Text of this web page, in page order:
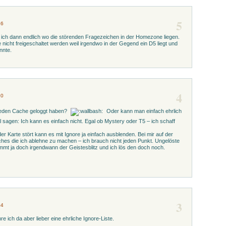
5
dann endlich wo die störenden Fragezeichen in der Homezone liegen.
freigeschaltet werden weil irgendwo in der Gegend ein D5 liegt und
4
Cache geloggt haben?
Oder kann man einfach ehrlich
Ich kann es einfach nicht. Egal ob Mystery oder T5 – ich schaff
Karte stört kann es mit Ignore ja einfach ausblenden. Bei mir auf der
die ich ablehne zu machen – ich brauch nicht jeden Punkt. Ungelöste
ja doch irgendwann der Geistesblitz und ich lös den doch noch.
3
ich da aber lieber eine ehrliche Ignore-Liste.